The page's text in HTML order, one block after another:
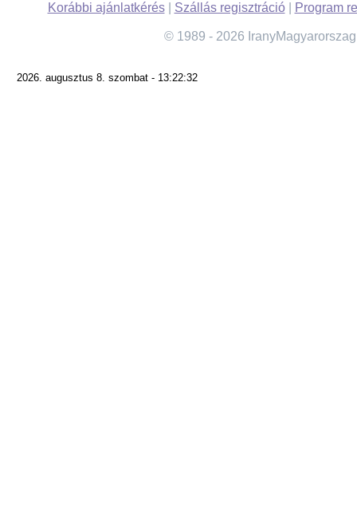
Korábbi ajánlatkérés| Szállás regisztráció| Program
© 1989 - 2026
2026. augusztus 8. szombat - 13:22:32